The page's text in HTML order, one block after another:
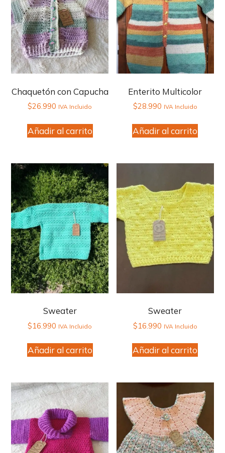
Chaquetón con Capucha
$26.990 IVA Incluido
Añadir al carrito
Enterito Multicolor
$28.990 IVA Incluido
Añadir al carrito
Sweater
$16.990 IVA Incluido
Añadir al carrito
Sweater
$16.990 IVA Incluido
Añadir al carrito